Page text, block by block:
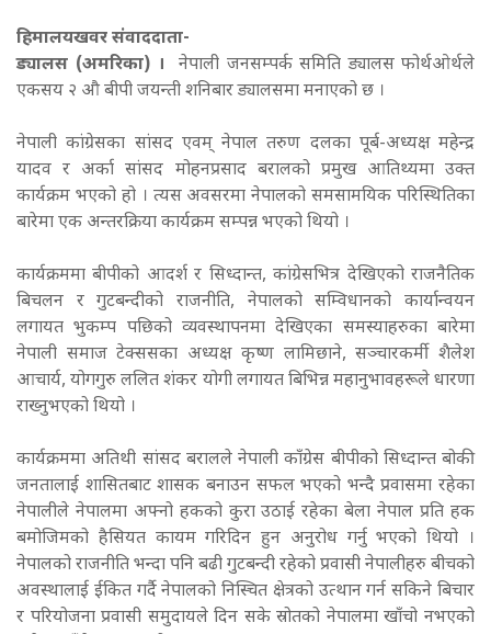
हिमालयखवर संवाददाता-
ड्यालस (अमरिका) ।
नेपाली जनसम्पर्क समिति ड्यालस फोर्थओर्थले
एकसय २ औ बीपी जयन्ती शनिबार ड्यालसमा मनाएको छ ।
नेपाली कांग्रेसका सांसद एवम् नेपाल तरुण दलका पूर्ब-अध्यक्ष महेन्द्र
यादव र अर्का सांसद मोहनप्रसाद बरालको प्रमुख आतिथ्यमा उक्त
कार्यक्रम भएको हो । त्यस अवसरमा नेपालको समसामयिक परिस्थितिका
बारेमा एक अन्तरक्रिया कार्यक्रम सम्पन्न भएको थियो ।
कार्यक्रममा बीपीको आदर्श र सिध्दान्त, कांग्रेसभित्र देखिएको राजनैतिक
बिचलन र गुटबन्दीको राजनीति, नेपालको सम्विधानको कार्यान्वयन
लगायत भुकम्प पछिको व्यवस्थापनमा देखिएका समस्याहरुका बारेमा
नेपाली समाज टेक्ससका अध्यक्ष कृष्ण लामिछाने, सञ्चारकर्मी शैलेश
आचार्य, योगगुरु ललित शंकर योगी लगायत बिभिन्न महानुभावहरूले धारणा
राख्नुभएको थियो ।
कार्यक्रममा अतिथी सांसद बरालले नेपाली काँग्रेस बीपीको सिध्दान्त बोकी
जनतालाई शासितबाट शासक बनाउन सफल भएको भन्दै प्रवासमा रहेका
नेपालीले नेपालमा अफ्नो हकको कुरा उठाई रहेका बेला नेपाल प्रति हक
बमोजिमको हैसियत कायम गरिदिन हुन अनुरोध गर्नु भएको थियो ।
नेपालको राजनीति भन्दा पनि बढी गुटबन्दी रहेको प्रवासी नेपालीहरु बीचको
अवस्थालाई ईकित गर्दै नेपालको निस्चित क्षेत्रको उत्थान गर्न सकिने बिचार
र परियोजना प्रवासी समुदायले दिन सके स्रोतको नेपालमा खाँचो नभएको